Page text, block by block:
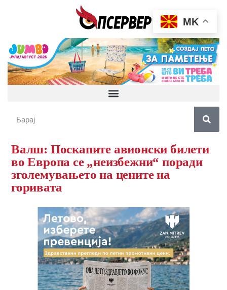
Валш: Поскапите авионски билети
во Европа се „неизбежни“ поради
зголемувањето на цените на
горивата
MK